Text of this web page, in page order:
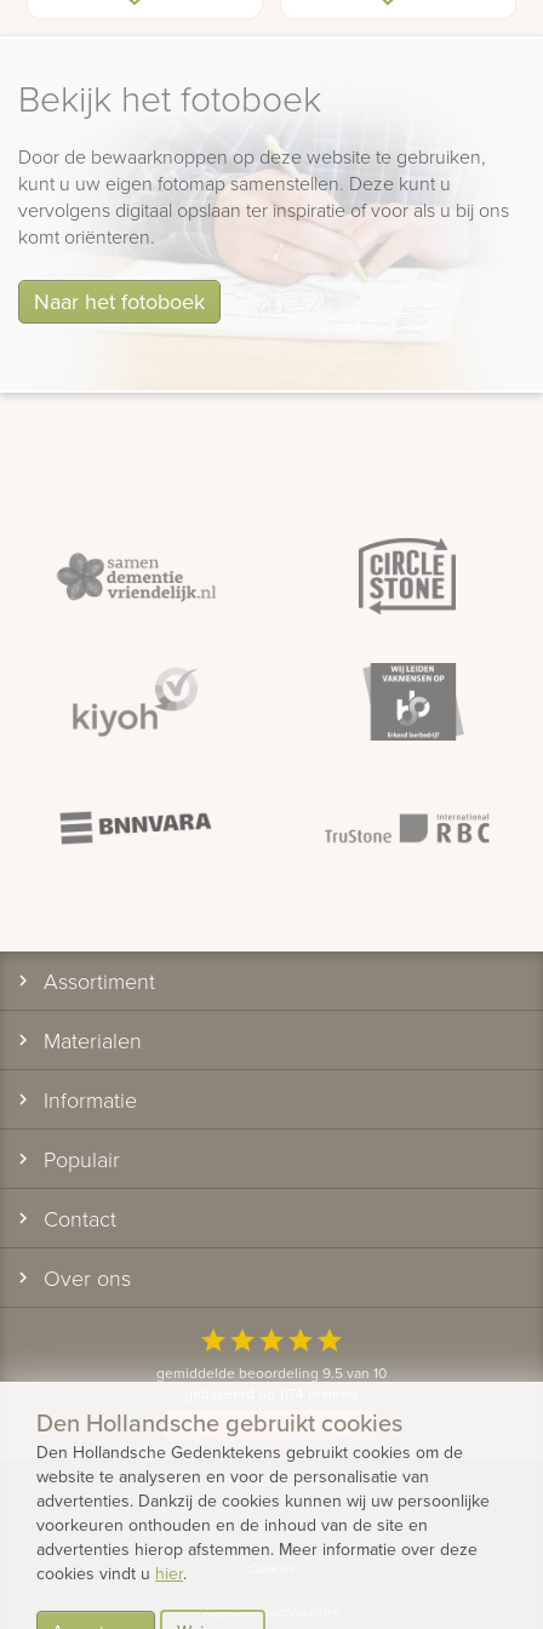
Bekijk het fotoboek
Door de bewaarknoppen op deze website te gebruiken,
kunt u uw eigen fotomap samenstellen. Deze kunt u
vervolgens digitaal opslaan ter inspiratie of voor als u bij ons
komt oriënteren.
Naar het fotoboek
Assortiment
Materialen
Informatie
Populair
Contact
Over ons
starstarstarstarstar
gemiddelde beoordeling 9.5 van 10
Bekijk alle klantervaringen
© 2026 - Den Hollandsche Gedenktekens
Privacy
Algemene voorwaarden
Den Hollandsche gebruikt cookies
Den Hollandsche Gedenktekens gebruikt cookies om de
website te analyseren en voor de personalisatie van
advertenties. Dankzij de cookies kunnen wij uw persoonlijke
voorkeuren onthouden en de inhoud van de site en
advertenties hierop afstemmen. Meer informatie over deze
cookies vindt u hier.